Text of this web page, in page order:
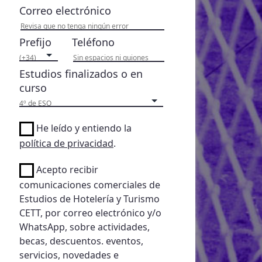
Correo electrónico
Prefijo Teléfono
Estudios finalizados o en
curso
He leído y entiendo la
política de privacidad.
Acepto recibir
comunicaciones comerciales de
Estudios de Hotelería y Turismo
CETT, por correo electrónico y/o
WhatsApp, sobre actividades,
becas, descuentos. eventos,
servicios, novedades e